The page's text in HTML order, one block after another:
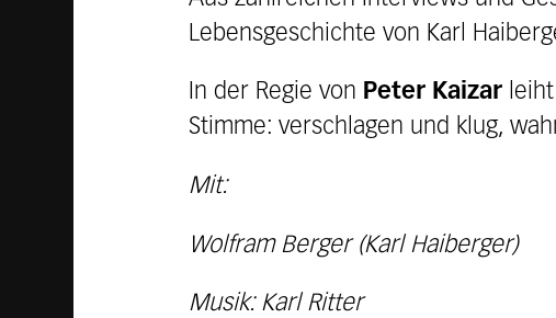
Lebensgeschichte von Karl
In der Regie von Peter Kaizar
Stimme: verschlagen und klug,
Mit:
Wolfram Berger (Karl Haiberger)
Musik: Karl Ritter